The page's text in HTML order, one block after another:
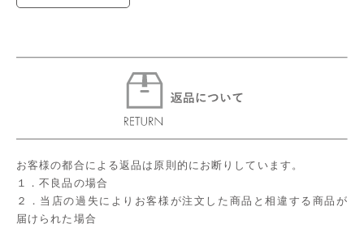
お客様の都合による返品は原則的にお断りしています。
１．不良品の場合
２．当店の過失によりお客様が注文した商品と相違する商品が
届けられた場合